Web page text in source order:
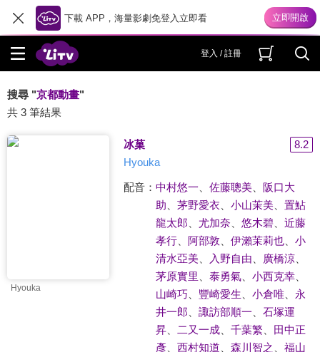
下載 APP，海量影劇免登入立即看
登入 / 註冊
搜尋 "京都動畫"
共 3 筆結果
Hyouka
冰菓
8.2
Hyouka
配音： 中村悠一 佐藤聰美、 阪口大
助
茅野愛衣 小山茉美、 置鮎
龍太郎
尤加奈 悠木碧、 近藤
孝行、 阿部敦 伊瀨茉莉也、 小
清水亞美、 入野自由 廣橋涼、
茅原實里
泰勇氣、 小西克幸、
山崎巧
豐崎愛生 小倉唯、 永
井一郎
諏訪部順一
石塚運
昇、 二又一成、 千葉繁
田中正
彥、 西村知道 森川智之
福山